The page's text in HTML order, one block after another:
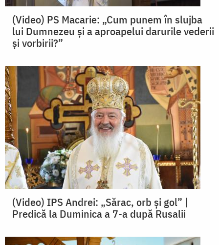
(Video) PS Macarie: „Cum punem în slujba
lui Dumnezeu și a aproapelui darurile vederii
și vorbirii?”
(Video) IPS Andrei: „Sărac, orb și gol” |
Predică la Duminica a 7-a după Rusalii